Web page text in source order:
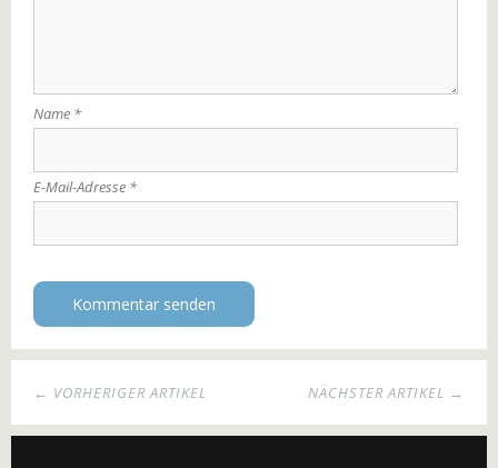
Name *
E-Mail-Adresse *
NÄCHSTER ARTIKEL →
← VORHERIGER ARTIKEL